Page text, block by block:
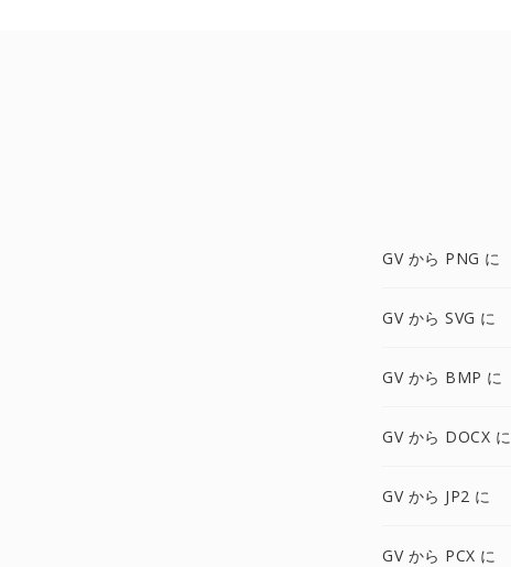
GV から PNG に
GV から SVG に
GV から BMP に
GV から DOCX に
GV から JP2 に
GV から PCX に